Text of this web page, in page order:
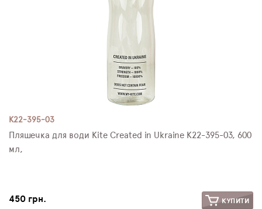
K22-395-03
Пляшечка для води Kite Created in Ukraine K22-395-03, 600
мл,
450 грн. КУПИТИ